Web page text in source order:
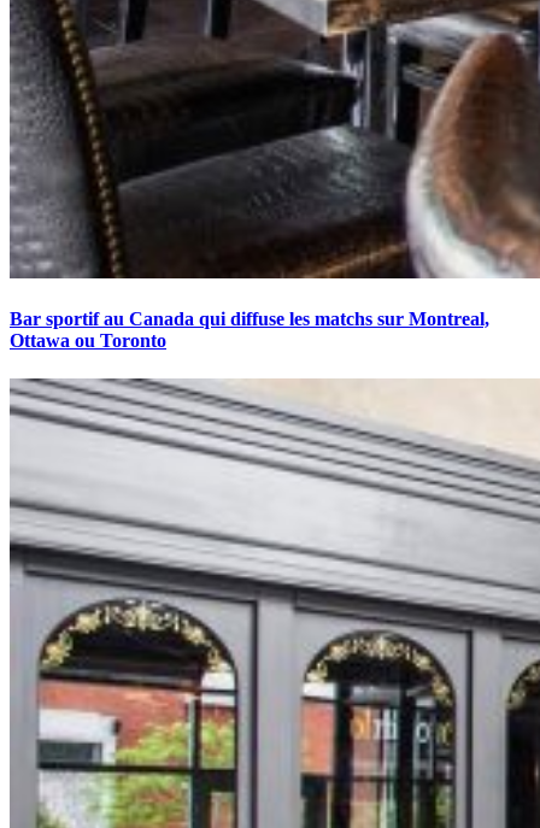
Bar sportif au Canada qui diffuse les matchs sur Montreal,
Ottawa ou Toronto